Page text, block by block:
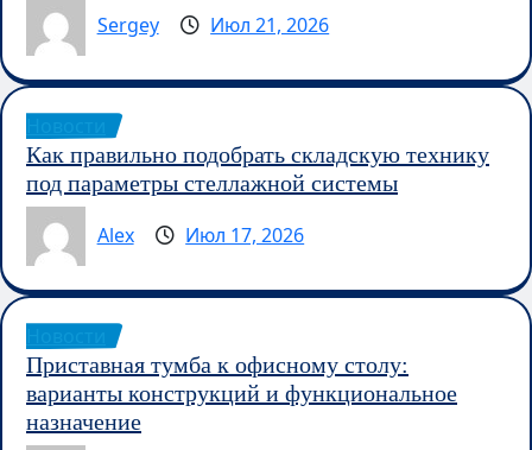
Sergey
Июл 21, 2026
Как правильно подобрать складскую технику
под параметры стеллажной системы
Alex
Июл 17, 2026
Приставная тумба к офисному столу:
варианты конструкций и функциональное
назначение